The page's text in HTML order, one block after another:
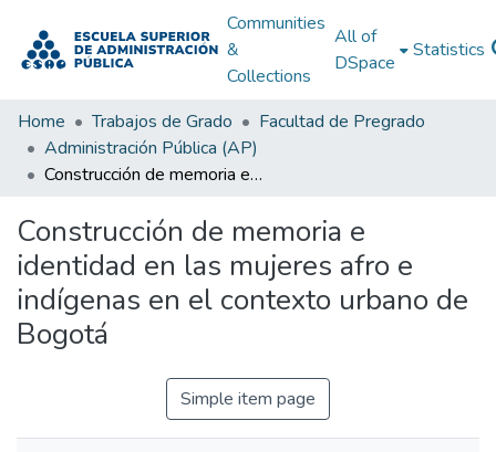
Communities
&
Collections
All of
DSpace
Statistics
Home Trabajos de Grado
Facultad de Pregrado
Administración Pública (AP)
Construcción de memoria e identidad en las mujeres afro e indígenas en el contexto urbano de Bogotá
Construcción de memoria e
identidad en las mujeres afro e
indígenas en el contexto urbano de
Bogotá
Simple item page